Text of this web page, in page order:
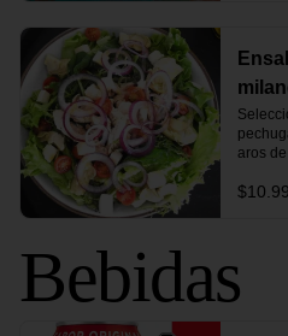
aros
cherry.
Bebidas